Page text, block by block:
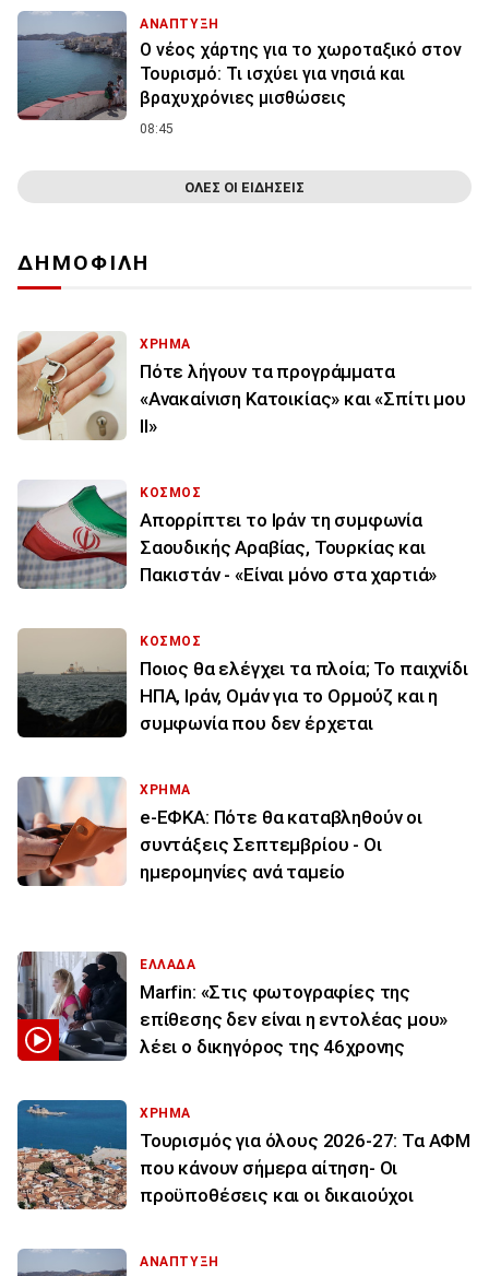
ΑΝΑΠΤΥΞΗ
Ο νέος χάρτης για το χωροταξικό στον
Τουρισμό: Τι ισχύει για νησιά και
βραχυχρόνιες μισθώσεις
08:45
ΟΛΕΣ ΟΙ ΕΙΔΗΣΕΙΣ
ΔΗΜΟΦΙΛΗ
ΧΡΗΜΑ
Πότε λήγουν τα προγράμματα
«Ανακαίνιση Κατοικίας» και «Σπίτι μου
ΙΙ»
ΚΟΣΜΟΣ
Απορρίπτει το Ιράν τη συμφωνία
Σαουδικής Αραβίας, Τουρκίας και
Πακιστάν - «Είναι μόνο στα χαρτιά»
ΚΟΣΜΟΣ
Ποιος θα ελέγχει τα πλοία; Το παιχνίδι
ΗΠΑ, Ιράν, Ομάν για το Ορμούζ και η
συμφωνία που δεν έρχεται
ΧΡΗΜΑ
e-ΕΦΚΑ: Πότε θα καταβληθούν οι
συντάξεις Σεπτεμβρίου - Οι
ημερομηνίες ανά ταμείο
ΕΛΛΑΔΑ
Marfin: «Στις φωτογραφίες της
επίθεσης δεν είναι η εντολέας μου»
λέει ο δικηγόρος της 46χρονης
ΧΡΗΜΑ
Τουρισμός για όλους 2026-27: Τα ΑΦΜ
που κάνουν σήμερα αίτηση- Οι
προϋποθέσεις και οι δικαιούχοι
ΑΝΑΠΤΥΞΗ